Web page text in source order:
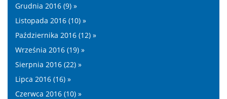
Grudnia 2016 (9) »
Listopada 2016 (10) »
Października 2016 (12) »
Września 2016 (19) »
Sierpnia 2016 (22) »
Lipca 2016 (16) »
Czerwca 2016 (10) »